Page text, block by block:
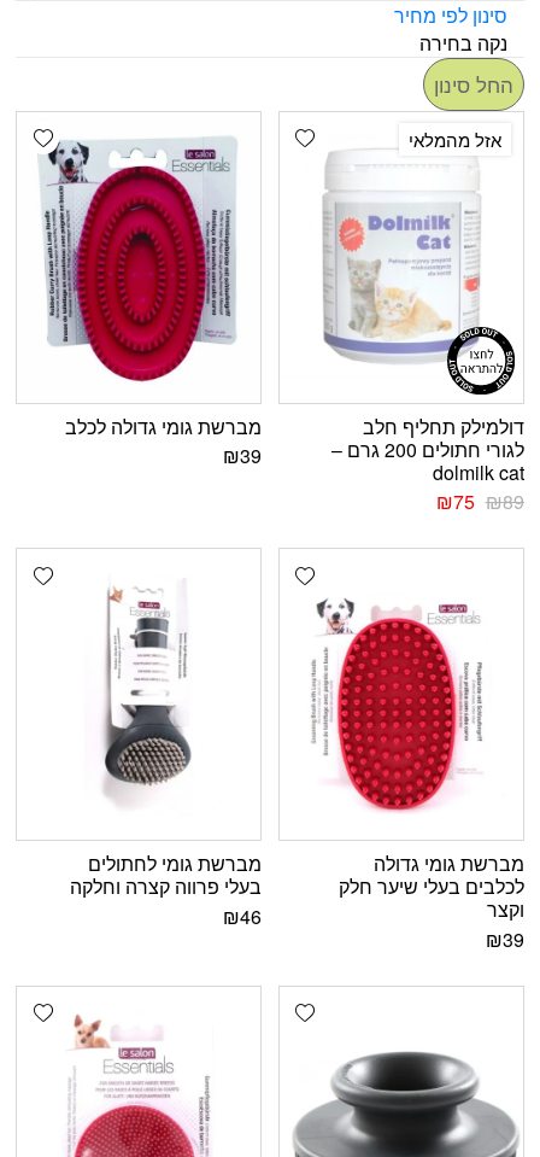
סינון לפי מחיר
נקה בחירה
החל סינון
Add wishlist ‫16% הנחה
אזל מהמלאי
דולמילק תחליף חלב
לגורי חתולים 200 גרם –
dolmilk cat
₪89
₪75
מברשת גומי גדולה לכלב
₪39
Add wishlist
מברשת גומי גדולה
לכלבים בעלי שיער חלק
וקצר
₪39
מברשת גומי לחתולים
בעלי פרווה קצרה וחלקה
₪46
Add wishlist